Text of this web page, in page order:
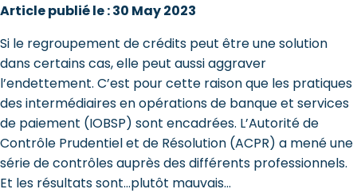
Article publié le : 30 May 2023
Si le regroupement de crédits peut être une solution
dans certains cas, elle peut aussi aggraver
l’endettement. C’est pour cette raison que les pratiques
des intermédiaires en opérations de banque et services
de paiement (IOBSP) sont encadrées. L’Autorité de
Contrôle Prudentiel et de Résolution (ACPR) a mené une
série de contrôles auprès des différents professionnels.
Et les résultats sont…plutôt mauvais…